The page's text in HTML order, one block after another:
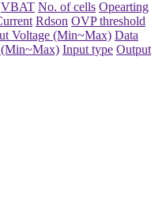
VBAT No. of cells Opearting
Rdson OVP threshold
Voltage (Min~Max) Data
Input type Output